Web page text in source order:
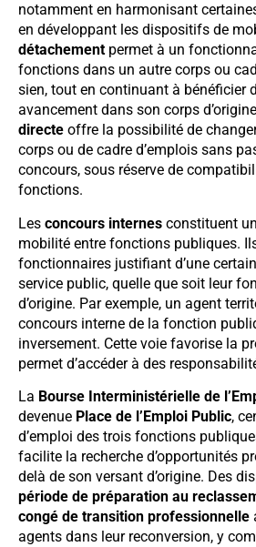
notamment en harmonisant
en développant les dispositifs de
détachement permet à un
fonctions dans un autre corps ou
sien, tout en continuant à bénéficier
avancement dans son corps
directe offre la possibilité de
corps ou de cadre d’emplois sans
concours, sous réserve de
fonctions.
Les concours internes constituent
mobilité entre fonctions publiques.
fonctionnaires justifiant d’une
service public, quelle que soit leur
d’origine. Par exemple, un agent
concours interne de la fonction
inversement. Cette voie favorise la
permet d’accéder à des
La Bourse Interministérielle de
devenue Place de l’Emploi Public,
d’emploi des trois fonctions
facilite la recherche d’opportunités
delà de son versant d’origine. Des
période de préparation au
congé de transition professionnelle
agents dans leur reconversion, y